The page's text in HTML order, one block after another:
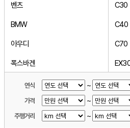
벤츠
BMW
아우디
폭스바겐
랜드로버
C30
C40
C70
S40
S60
S70
연식 ~
가격 ~
주행거리 ~